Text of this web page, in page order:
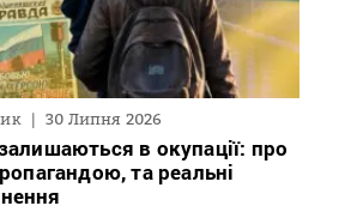
30 Липня 2026
в окупації: про
та реальні